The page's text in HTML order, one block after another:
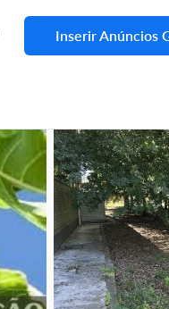
Inserir Anúncios